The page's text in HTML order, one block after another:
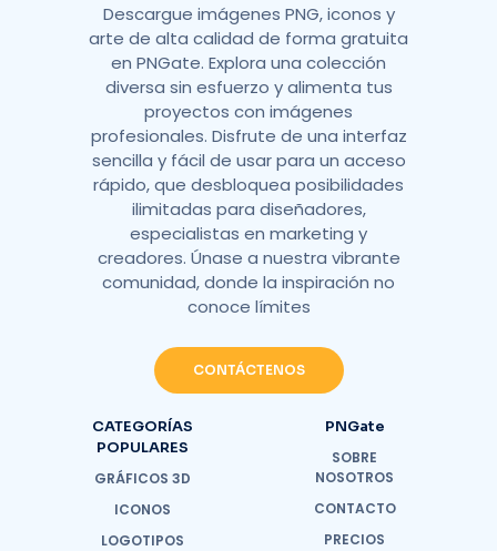
Descargue imágenes PNG, iconos y
arte de alta calidad de forma gratuita
en PNGate. Explora una colección
diversa sin esfuerzo y alimenta tus
proyectos con imágenes
profesionales. Disfrute de una interfaz
sencilla y fácil de usar para un acceso
rápido, que desbloquea posibilidades
ilimitadas para diseñadores,
especialistas en marketing y
creadores. Únase a nuestra vibrante
comunidad, donde la inspiración no
conoce límites
CONTÁCTENOS
CATEGORÍAS
POPULARES
GRÁFICOS 3D
ICONOS
LOGOTIPOS
PNGate
SOBRE
NOSOTROS
CONTACTO
PRECIOS